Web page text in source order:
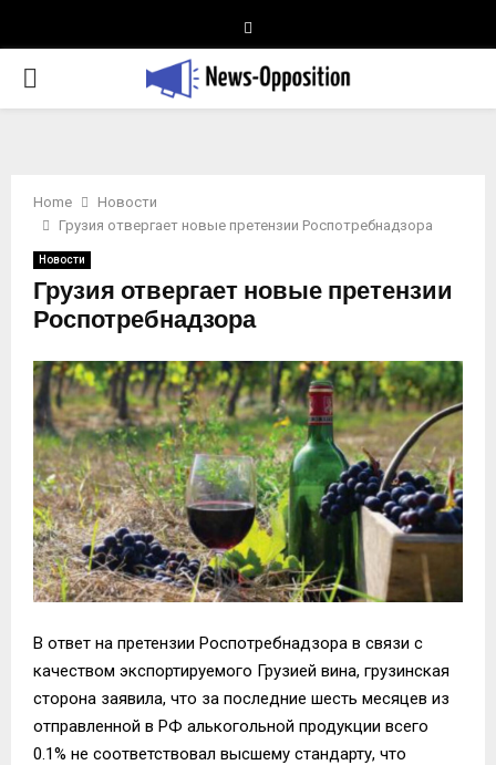
PRIMARY
Home
Новости
Грузия отвергает новые претензии Роспотребнадзора
Новости
Грузия отвергает новые претензии
Роспотребнадзора
В ответ на претензии Роспотребнадзора в связи с
качеством экспортируемого Грузией вина, грузинская
сторона заявила, что за последние шесть месяцев из
отправленной в РФ алькогольной продукции всего
0.1% не соответствовал высшему стандарту, что